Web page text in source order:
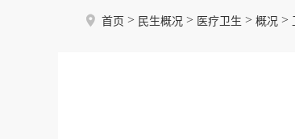
首页 > 民生概况 > 医疗卫生 > 概况 >